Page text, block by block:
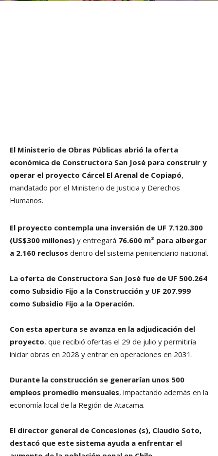
El Ministerio de Obras Públicas abrió la oferta
económica de Constructora San José para construir y
operar el proyecto Cárcel El Arenal de Copiapó,
mandatado por el Ministerio de Justicia y Derechos
Humanos.
El proyecto contempla una inversión de UF 7.120.300
(US$300 millones) y entregará 76.600 m² para albergar
a 2.160 reclusos dentro del sistema penitenciario nacional.
La oferta de Constructora San José fue de UF 500.264
como Subsidio Fijo a la Construcción y UF 207.999
como Subsidio Fijo a la Operación.
Con esta apertura se avanza en la adjudicación del
proyecto, que recibió ofertas el 29 de julio y permitiría
iniciar obras en 2028 y entrar en operaciones en 2031.
Durante la construcción se generarían unos 500
empleos promedio mensuales, impactando además en la
economía local de la Región de Atacama.
El director general de Concesiones (s), Claudio Soto,
destacó que este sistema ayuda a enfrentar el